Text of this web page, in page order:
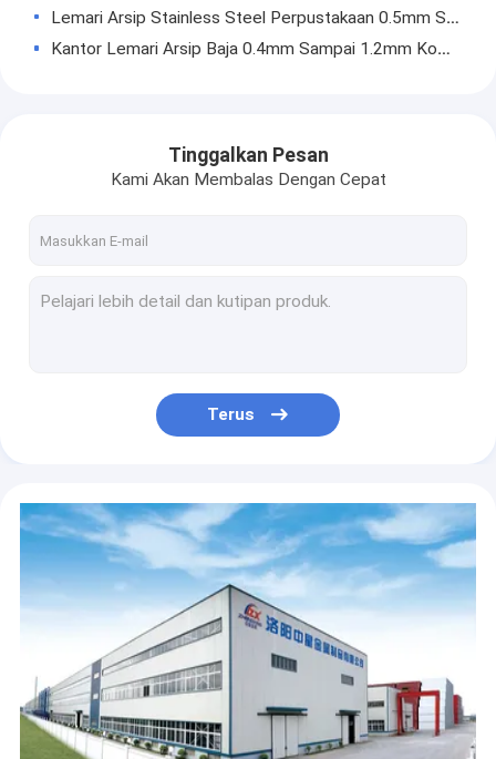
Toilet Portabel
Lemari Arsip Stainless Steel Perpustakaan 0.5mm Sampai 1.2mm
Kantor Lemari Arsip Baja 0.4mm Sampai 1.2mm Komersial
Lemari Arsip Pedestal Ponsel 3 Laci
Lemari Arsip Kantor 4 Laci Modern 0.4mm Sampai 1.2mm
Lemari Arsip Kantor ISO9001 Pintu Pendek 42''X26''X59''
0.6mm 4 Pintu Lemari Arsip Kantor Dengan 2 Laci Tengah
Stainless Steel OEM 3 Laci Lemari Arsip Vertikal, Lemari Arsip Lateral Komersial
Mobile Alas 3 Laci Lemari Arsip Kantor Dengan Roda
Lemari Arsip Baja Komersial 3 Laci Pintu Kaca Stainless Steel
Kabinet Kantor Stainless Steel Bergerak 3 Laci
Tinggalkan Pesan
Kami Akan Membalas Dengan Cepat
Terus